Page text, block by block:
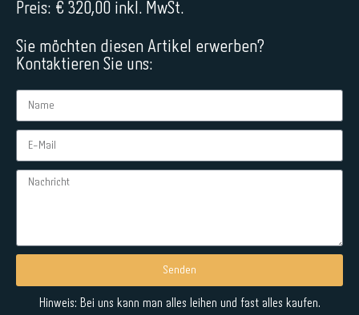
Preis: € 320,00 inkl. MwSt.
Sie möchten diesen Artikel erwerben?
Kontaktieren Sie uns:
Senden
Alternative:
Hinweis: Bei uns kann man alles leihen und fast alles kaufen.